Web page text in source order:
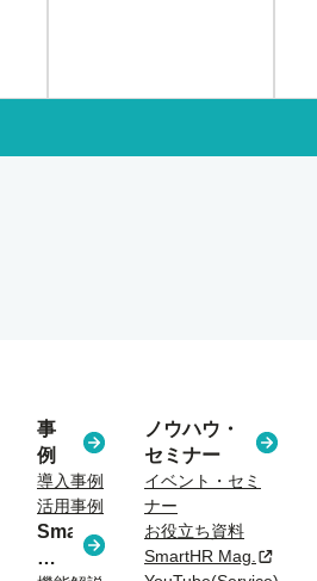
事
例
導入事例
活用事例
SmartHR
コ
ノウハウ・
セミナー
イベント・セミ
ナー
お役立ち資料
SmartHR Mag. 新規タ